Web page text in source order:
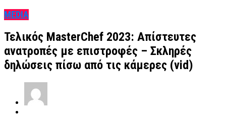
MEDIA
Τελικός MasterChef 2023: Απίστευτες
ανατροπές με επιστροφές – Σκληρές
δηλώσεις πίσω από τις κάμερες (vid)